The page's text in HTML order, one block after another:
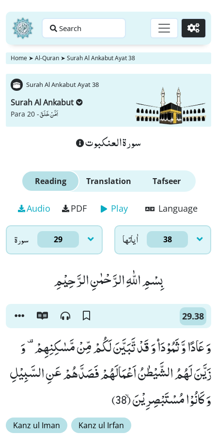
Search Go
Home ➤ Al-Quran ➤ Surah Al Ankabut Ayat 38
Surah Al Ankabut Ayat 38
Surah Al Ankabut
Para 20 -اَمَّنْ خَلَقَ
سورة العنكبوت
Reading Translation Tafseer
Audio PDF Play Language
سورۃ 29 اٰياتها 38
بِسْمِ اللّٰهِ الرَّحْمٰنِ الرَّحِیْمِ
29.38
وَ عَادًا وَّ ثَمُوْدَاۡ وَ قَدْ تَّبَیَّنَ لَكُمْ مِّنْ مَّسٰكِنِهِمْ- وَ
زَیَّنَ لَهُمُ الشَّیْطٰنُ اَعْمَالَهُمْ فَصَدَّهُمْ عَنِ السَّبِیْلِ
وَ كَانُوْا مُسْتَبْصِرِیْنَۙ (38)
Kanz ul Iman Kanz ul Irfan